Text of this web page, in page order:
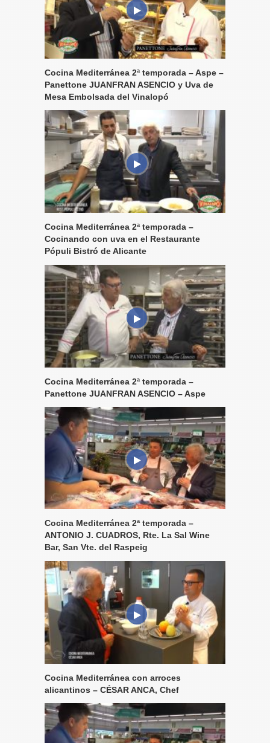
Cocina Mediterránea 2ª temporada – Aspe –
Panettone JUANFRAN ASENCIO y Uva de
Mesa Embolsada del Vinalopó
Cocina Mediterránea 2ª temporada –
Cocinando con uva en el Restaurante
Pópuli Bistró de Alicante
Cocina Mediterránea 2ª temporada –
Panettone JUANFRAN ASENCIO – Aspe
Cocina Mediterránea 2ª temporada –
ANTONIO J. CUADROS, Rte. La Sal Wine
Bar, San Vte. del Raspeig
Cocina Mediterránea con arroces
alicantinos – CÉSAR ANCA, Chef